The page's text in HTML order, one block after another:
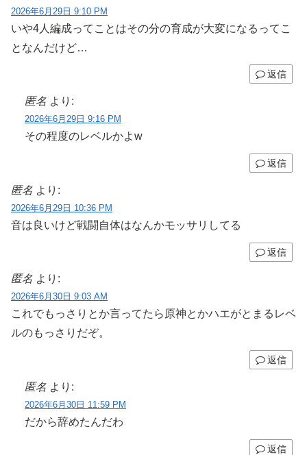
2026年6月29日 9:10 PM
いや4人編成ってことはその分の育成が大変になるってこ
となんだけど…
返信
匿名 より:
2026年6月29日 9:16 PM
その程度のレベルかよw
返信
匿名 より:
2026年6月29日 10:36 PM
音は良いけど戦闘自体はなんかモッサリしてる
返信
匿名 より:
2026年6月30日 9:03 AM
これでもっさりとか言ってたら原神とかハエがとまるレベ
ルのもっさりだぞ。
返信
匿名 より:
2026年6月30日 11:59 PM
だから辞めたんだわ
返信